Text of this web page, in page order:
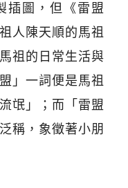
插圖，但《雷盟
人陳天順的馬祖
祖的日常生活與
」一詞便是馬祖
氓」；而「雷盟
稱，象徵著小朋